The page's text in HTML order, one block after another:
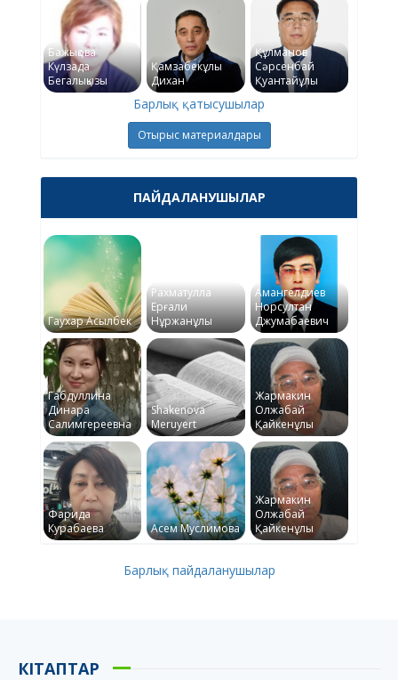
Бажықова
Күлзада
Бегалықызы
Қамзабекұлы
Дихан
Құлманов
Сәрсенбай
Қуантайұлы
Барлық қатысушылар
Отырыс материалдары
ПАЙДАЛАНУШЫЛАР
Гаухар Асылбек
Рахматулла
Ерғали
Нұржанұлы
Амангелдиев
Норсултан
Джумабаевич
Габдуллина
Динара
Салимгереевна
Shakenova
Meruyert
Жармакин
Олжабай
Қайкенұлы
Фарида
Курабаева
Асем Муслимова
Жармакин
Олжабай
Қайкенұлы
Барлық пайдаланушылар
КІТАПТАР